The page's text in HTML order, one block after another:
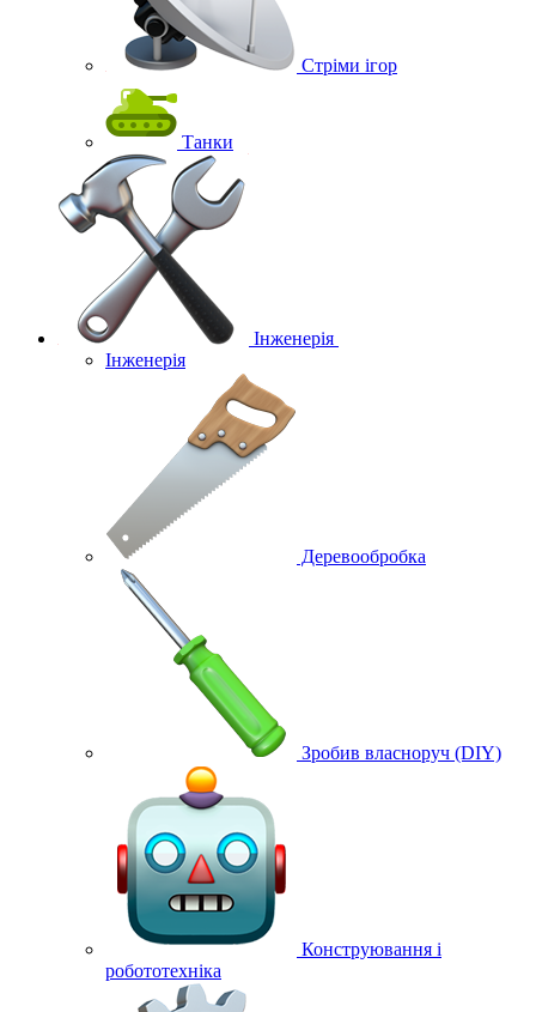
Стріми ігор
Танки
Інженерія
Інженерія
Деревообробка
Зробив власноруч (DIY)
Конструювання і
робототехніка